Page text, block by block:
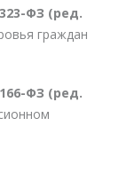
ФЗ (ред.
граждан
ФЗ (ред.